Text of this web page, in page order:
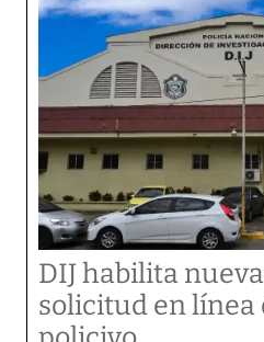
DIJ habilita
solicitud en línea